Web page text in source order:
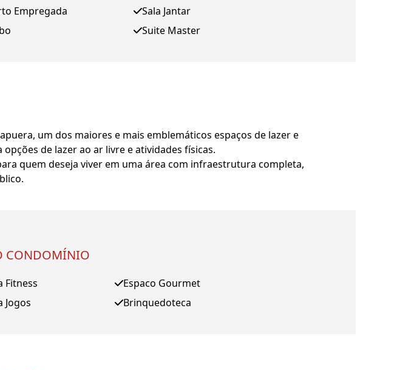
Empregada
Sala Jantar
Suite Master
um dos maiores e mais emblemáticos espaços de lazer e
de lazer ao ar livre e atividades físicas.
quem deseja viver em uma área com infraestrutura completa,
CONDOMÍNIO
Fitness
Jogos
Espaco Gourmet
Brinquedoteca